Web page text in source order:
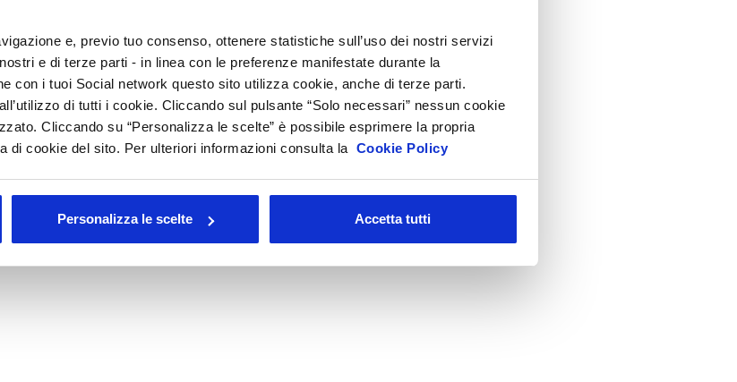
e, previo tuo consenso, ottenere statistiche sull’uso dei nostri servizi
e di terze parti - in linea con le preferenze manifestate durante la
con i tuoi Social network questo sito utilizza cookie, anche di terze parti.
di tutti i cookie. Cliccando sul pulsante “Solo necessari” nessun cookie
Cliccando su “Personalizza le scelte” è possibile esprimere la propria
di cookie del sito. Per ulteriori informazioni consulta la Cookie Policy
Personalizza le scelte Accetta tutti
schede dati di sicurezza, principale mezzo di
miscele lungo la catena di approvvigionamento.